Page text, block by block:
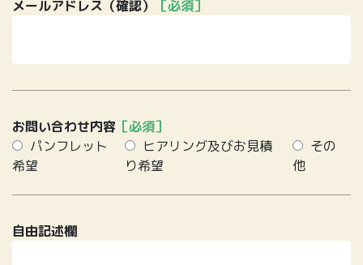
メールアドレス（確認） ［必須］
お問い合わせ内容 ［必須］
パンフレット
希望
ヒアリング及びお見積
り希望
その
他
自由記述欄